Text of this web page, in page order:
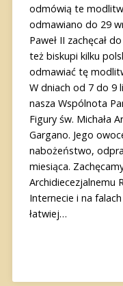
odmówią te
odmawiano do 29
Paweł II zachęcał
też biskupi kilku
odmawiać tę
W dniach od 7 do 9
nasza Wspólnota
Figury św. Michała
Gargano. Jego
nabożeństwo,
miesiąca.
Archidiecezjalnemu
Internecie i na
łatwiej…